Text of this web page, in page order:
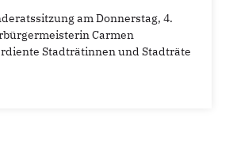
am Donnerstag, 4.
Carmen
Stadträtinnen und Stadträte